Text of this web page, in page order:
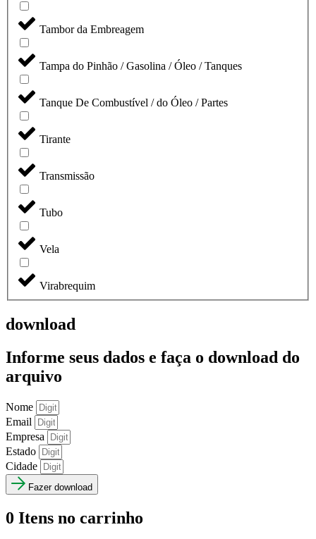
Tambor da Embreagem
Tampa do Pinhão / Gasolina / Óleo / Tanques
Tanque De Combustível / do Óleo / Partes
Tirante
Transmissão
Tubo
Vela
Virabrequim
download
Informe seus dados e faça o download do
arquivo
Nome
Email
Empresa
Estado
Cidade
Fazer download
0 Itens no carrinho